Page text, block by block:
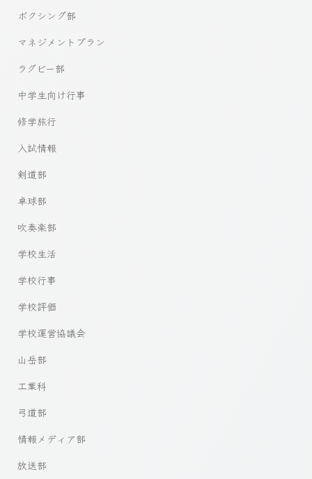
ボクシング部
マネジメントプラン
ラグビー部
中学生向け行事
修学旅行
入試情報
剣道部
卓球部
吹奏楽部
学校生活
学校行事
学校評価
学校運営協議会
山岳部
工業科
弓道部
情報メディア部
放送部